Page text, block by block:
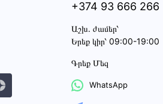
+374 93 666 266
Աշխ․ ժամեր՝
Երեք կիր՝ 09:00-19:00
Գրեք Մեզ
WhatsApp